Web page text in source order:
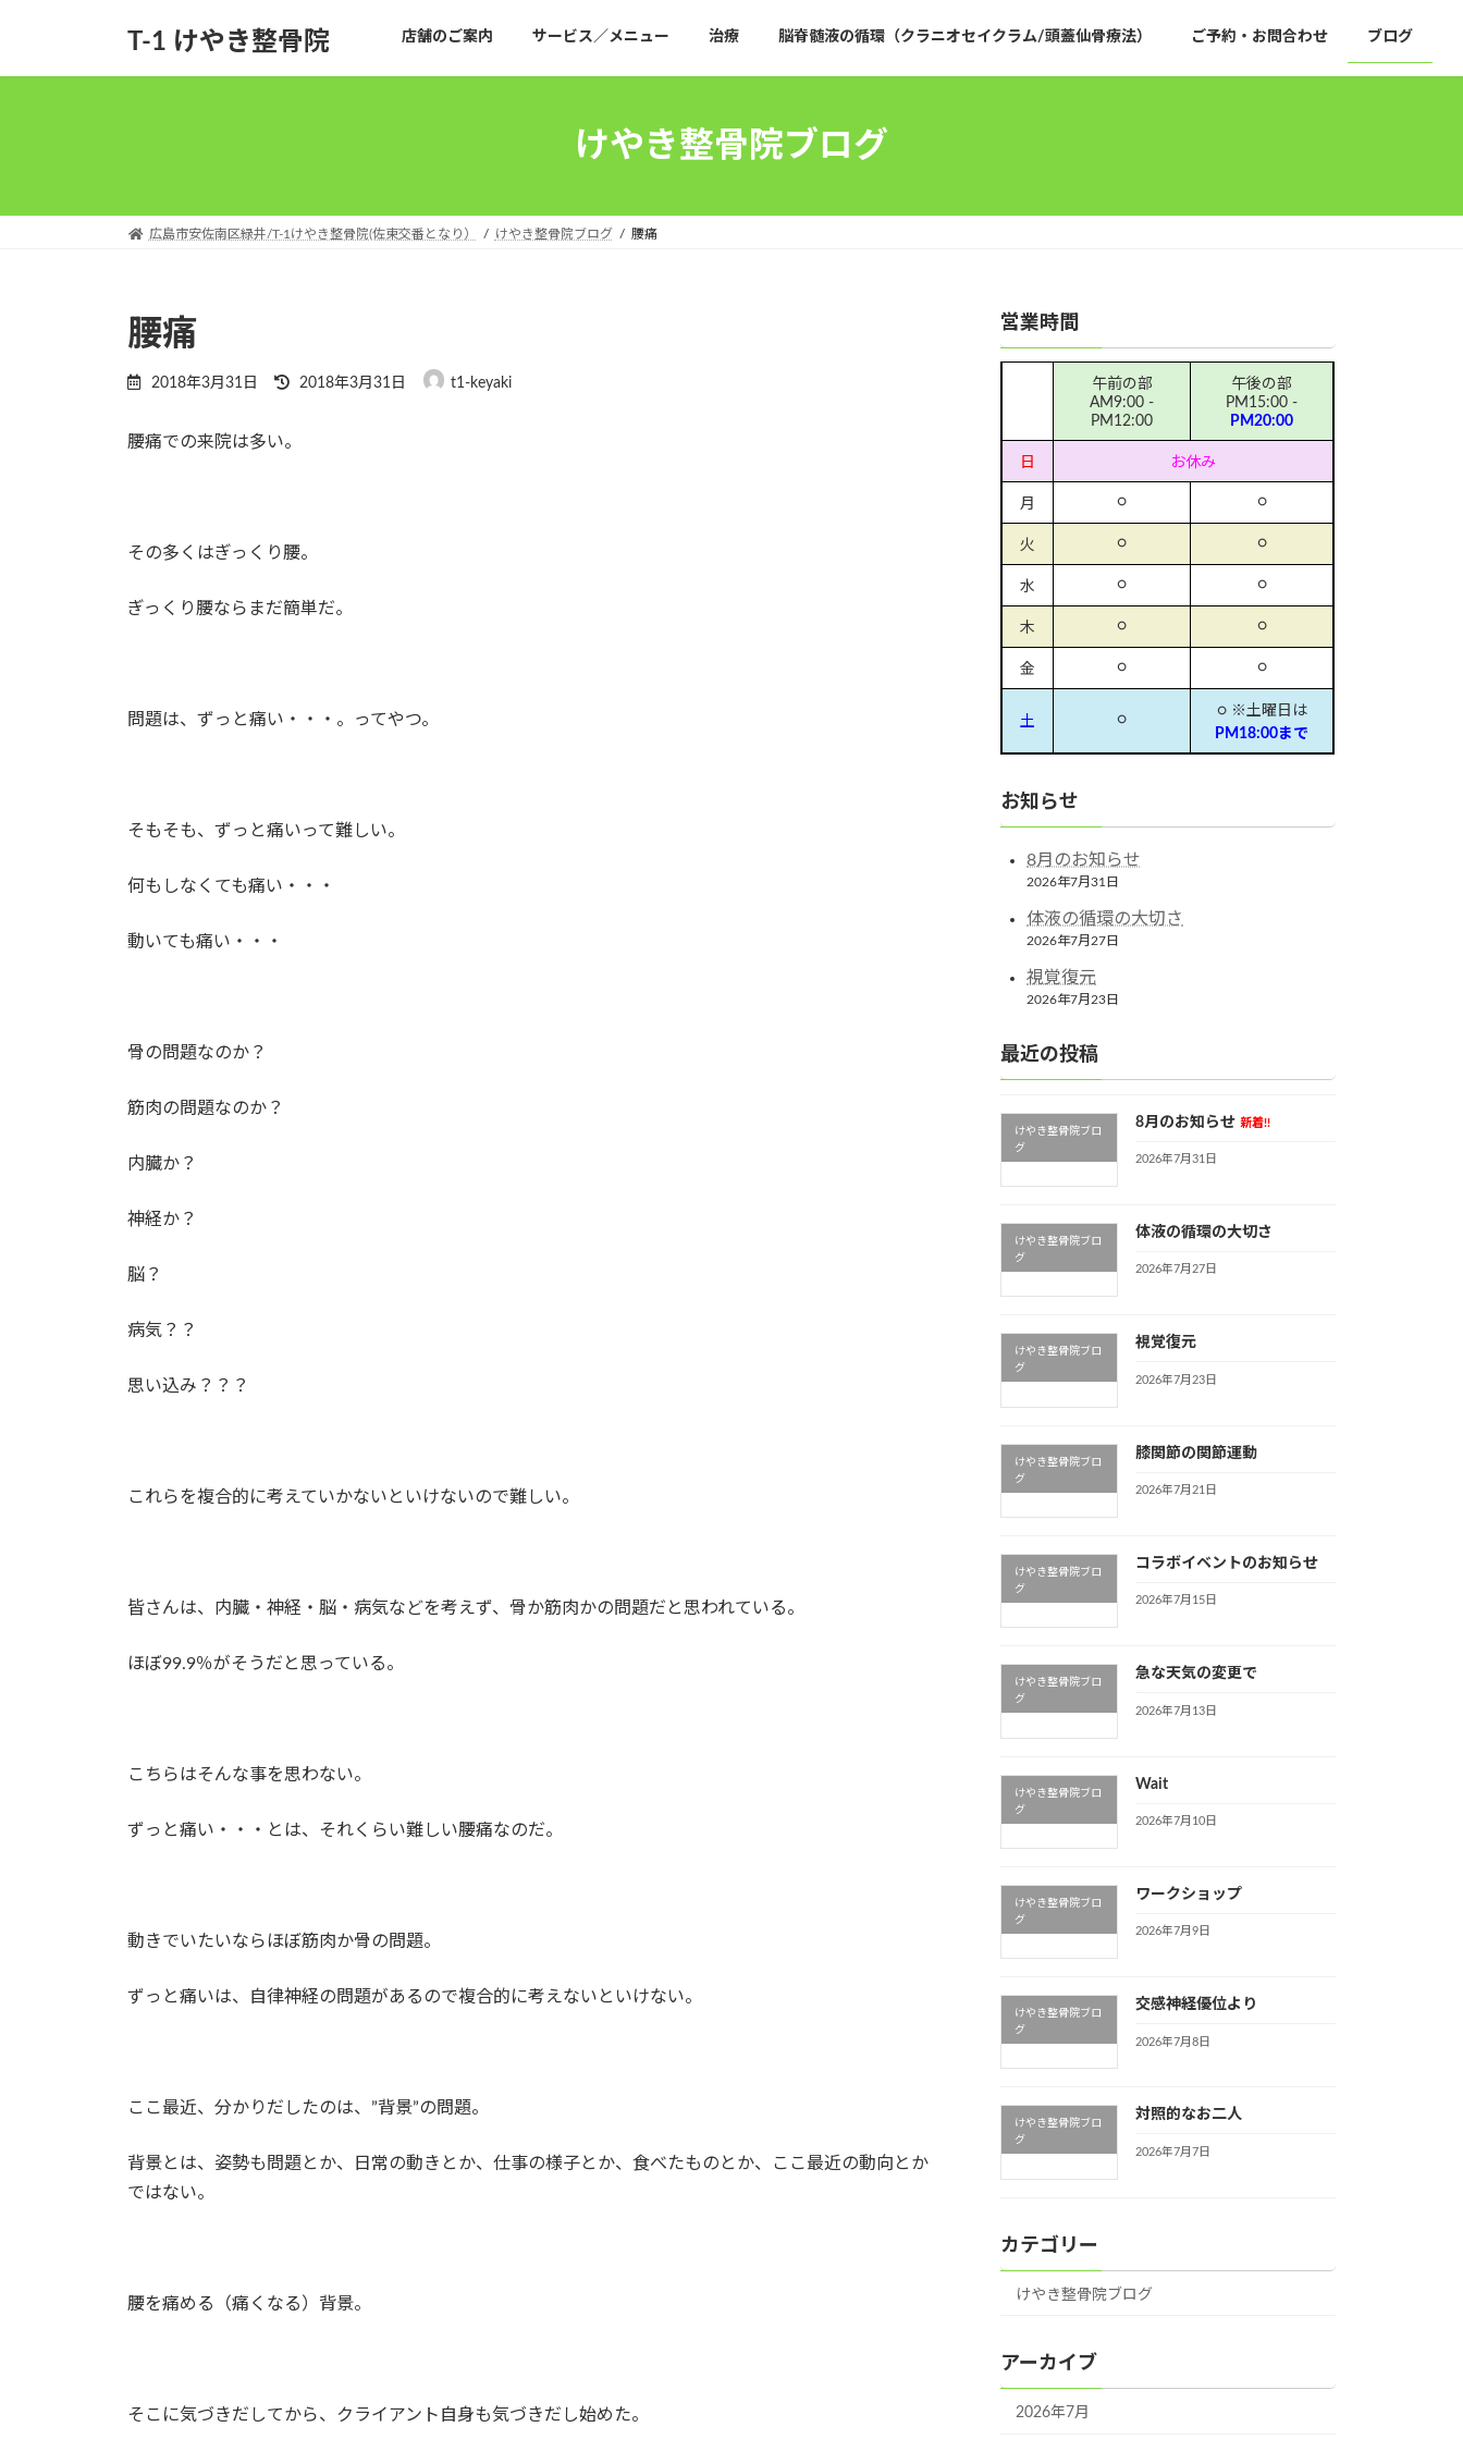
T-1 けやき整骨院 店舗のご案内 サービス／メニュー 治療 脳脊髄液の循環（クラニオセイクラム/頭蓋仙骨療法） ご予約・お問合わせ ブログ
けやき整骨院ブログ
広島市安佐南区緑井/T-1けやき整骨院(佐東交番となり） けやき整骨院ブログ 腰痛
腰痛
2018年3月31日
最
2018年3月31日 t1-keyaki
腰痛での来院は多い。
その多くはぎっくり腰。
ぎっくり腰ならまだ簡単だ。
問題は、ずっと痛い・・・。ってやつ。
そもそも、ずっと痛いって難しい。
何もしなくても痛い・・・
動いても痛い・・・
骨の問題なのか？
筋肉の問題なのか？
内臓か？
神経か？
脳？
病気？？
思い込み？？？
これらを複合的に考えていかないといけないので難しい。
皆さんは、内臓・神経・脳・病気などを考えず、骨か筋肉かの問題だと思われている。
ほぼ99.9％がそうだと思っている。
こちらはそんな事を思わない。
ずっと痛い・・・とは、それくらい難しい腰痛なのだ。
動きでいたいならほぼ筋肉か骨の問題。
ずっと痛いは、自律神経の問題があるので複合的に考えないといけない。
ここ最近、分かりだしたのは、”背景”の問題。
背景とは、姿勢も問題とか、日常の動きとか、仕事の様子とか、食べたものとか、ここ最近の動向とか
ではない。
腰を痛める（痛くなる）背景。
そこに気づきだしてから、クライアント自身も気づきだし始めた。
営業時間
午前の部
AM9:00 -
PM12:00
午後の部
PM15:00 -
PM20:00
日 お休み
月 ○ ○
火 ○ ○
水 ○ ○
木 ○ ○
金 ○ ○
土 ○
○ ※土曜日は
PM18:00まで
お知らせ
8月のお知らせ
2026年7月31日
体液の循環の大切さ
2026年7月27日
視覚復元
2026年7月23日
最近の投稿
けやき整骨院ブロ
グ
8月のお知らせ 新着!!
2026年7月31日
けやき整骨院ブロ
グ
体液の循環の大切さ
2026年7月27日
けやき整骨院ブロ
グ
視覚復元
2026年7月23日
けやき整骨院ブロ
グ
膝関節の関節運動
2026年7月21日
けやき整骨院ブロ
グ
コラボイベントのお知らせ
2026年7月15日
けやき整骨院ブロ
グ
急な天気の変更で
2026年7月13日
けやき整骨院ブロ
グ
Wait
2026年7月10日
けやき整骨院ブロ
グ
ワークショップ
2026年7月9日
けやき整骨院ブロ
グ
交感神経優位より
2026年7月8日
けやき整骨院ブロ
グ
対照的なお二人
2026年7月7日
カテゴリー
けやき整骨院ブログ
アーカイブ
2026年7月